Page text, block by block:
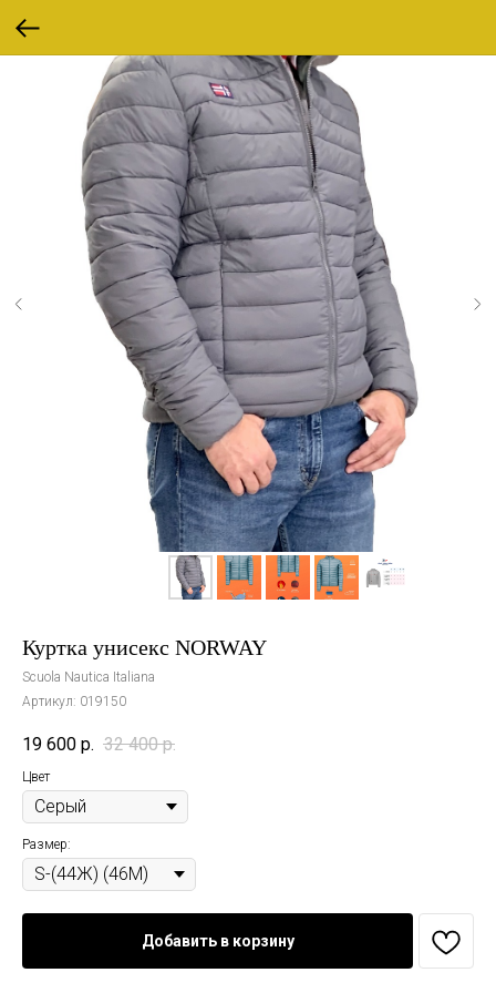
Куртка унисекс NORWAY
Scuola Nautica Italiana
Артикул: 019150
19 600 р. 32 400 р.
Цвет
Размер:
Добавить в корзину